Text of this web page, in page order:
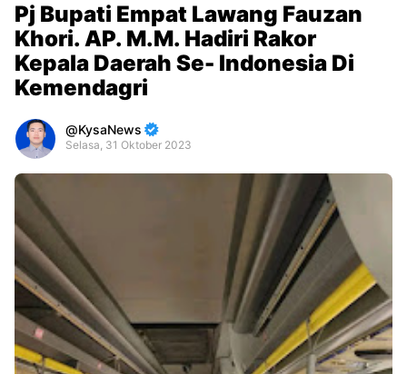
Pj Bupati Empat Lawang Fauzan
Khori. AP. M.M. Hadiri Rakor
Kepala Daerah Se- Indonesia Di
Kemendagri
KysaNews
Selasa, 31 Oktober 2023
Premium
By
Raushan
Design
With
Shroff
Templates